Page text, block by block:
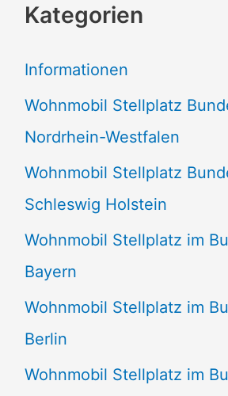
h
n
n
a
c
h
:
Kategorien
Informationen
Wohnmobil Stellplatz
Nordrhein-Westfalen
Wohnmobil Stellplatz
Schleswig Holstein
Wohnmobil Stellplatz im
Bayern
Wohnmobil Stellplatz im
Berlin
Wohnmobil Stellplatz im